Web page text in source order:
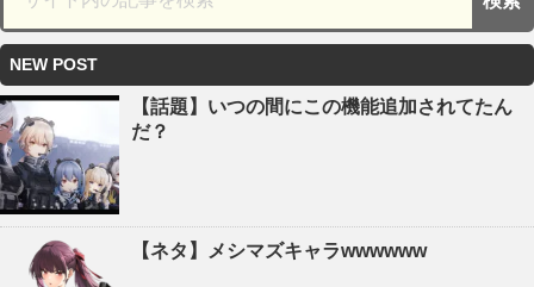
NEW POST
【話題】いつの間にこの機能追加されてたん
だ？
【ネタ】メシマズキャラwwwwww